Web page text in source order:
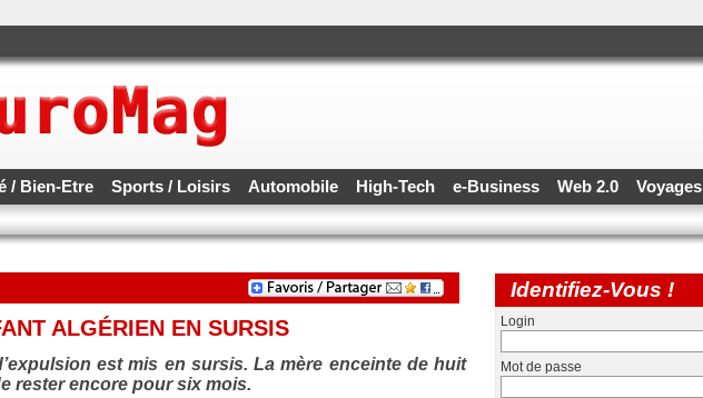
/ Bien-Etre Sports / Loisirs Automobile High-Tech e-Business Web 2.0 Voyages
ALGÉRIEN EN SURSIS
est mis en sursis. La mère enceinte de huit
rester encore pour six mois.
Identifiez-Vous !
Login
Mot de passe